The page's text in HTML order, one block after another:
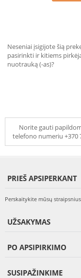
Neseniai įsigijote šią
pasirinkti ir kitiems
nuotrauką (-as)?
Norite gauti
telefono numeriu +370
PRIEŠ APSIPERKANT
Perskaitykite mūsų straipsnius
UŽSAKYMAS
PO APSIPIRKIMO
SUSIPAŽINKIME